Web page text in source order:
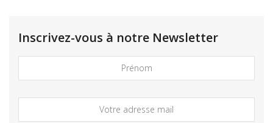
Inscrivez-vous à notre Newsletter